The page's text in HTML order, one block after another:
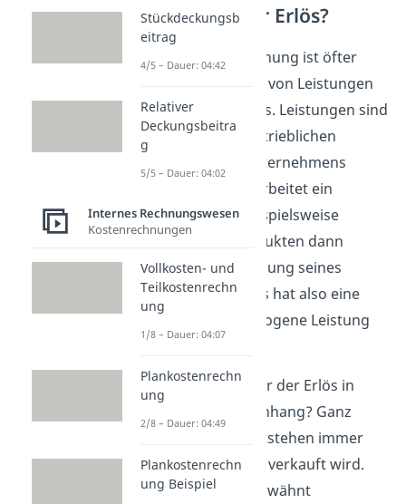
Leistung oder Erlös?
In der Kostenrechnung ist öfter
auch mal die Rede von Leistungen
des Unternehmens. Leistungen sind
dabei auch der betrieblichen
Tätigkeit eines Unternehmens
zuzuordnen. Verarbeitet ein
Unternehmen beispielsweise
Rohstoffe zu Produkten dann
handelt es in Erfüllung seines
Betriebszwecks. Es hat also eine
betriebszweckbezogene Leistung
erbracht.
Wie steht jetzt aber der Erlös in
diesem Zusammenhang? Ganz
einfach: Erlöse entstehen immer
dann, wenn etwas verkauft wird.
Wie oben schon erwähnt
Stückdeckungsb
eitrag
4/5 – Dauer: 04:42
Relativer
Deckungsbeitra
g
5/5 – Dauer: 04:02
Internes Rechnungswesen
Kostenrechnungen
Vollkosten- und
Teilkostenrechn
ung
1/8 – Dauer: 04:07
Plankostenrechn
ung
2/8 – Dauer: 04:49
Plankostenrechn
ung Beispiel